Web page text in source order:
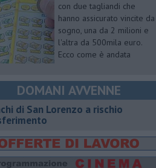
con due tagliandi che
hanno assicurato vincite da
sogno, una da 2 milioni e
l'altra da 500mila euro.
Ecco come è andata
DOMANI AVVENNE
di San Lorenzo a rischio